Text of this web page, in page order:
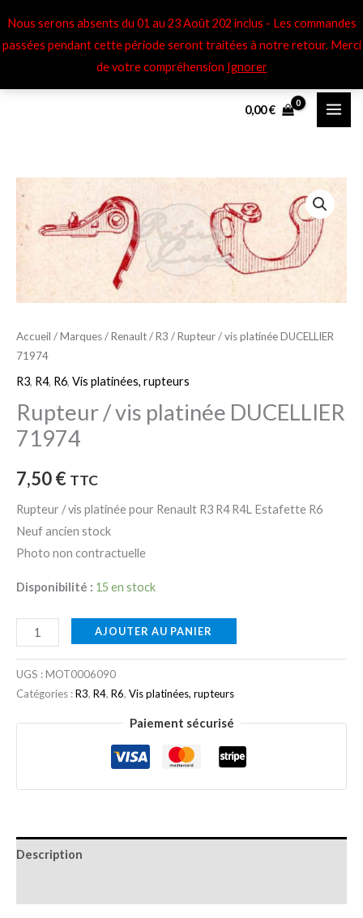
Nous serons absents du 01 au 23 Août 202 inclus - Les commandes
passées pendant cette période seront traitées à notre retour​. Merci
de votre compréhension Ignorer
au
contenu
0,00€
Accueil /Marques/Renault/R3 / Rupteur / vis platinée DUCELLIER
71974
R3, R4, R6, Vis platinées, rupteurs
Rupteur / vis platinée DUCELLIER
71974
7,50€ TTC
Rupteur / vis platinée pour Renault R3 R4 R4L Estafette R6
Neuf ancien stock
Photo non contractuelle
Disponibilité : 15 en stock
Rupteur
platinée
71974
AJOUTER AU PANIER
UGS :MOT0006090
Catégories :R3, R4, R6, Vis platinées, rupteurs
Paiement sécurisé
Description